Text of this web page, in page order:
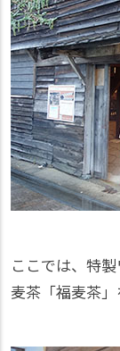
ここでは、特
麦茶「福麦茶」